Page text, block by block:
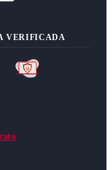
VERIFICADA